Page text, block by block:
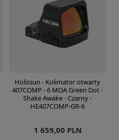
Holosun - Kolimator otwarty
407COMP - 6 MOA Green Dot -
Shake Awake - Czarny -
HE407COMP-GR-6
1 659,00 PLN